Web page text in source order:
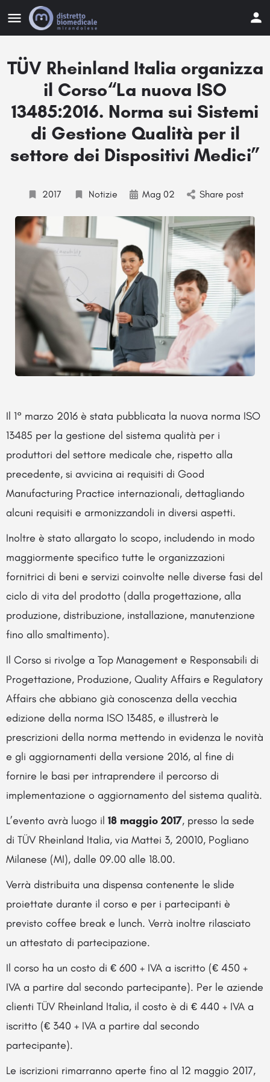
TÜV Rheinland Italia organizza
il Corso“La nuova ISO
13485:2016. Norma sui Sistemi
di Gestione Qualità per il
settore dei Dispositivi Medici”
2017 Notizie Mag 02 Share post
Il 1° marzo 2016 è stata pubblicata la nuova norma ISO
13485 per la gestione del sistema qualità per i
produttori del settore medicale che, rispetto alla
precedente, si avvicina ai requisiti di Good
Manufacturing Practice internazionali, dettagliando
alcuni requisiti e armonizzandoli in diversi aspetti.
Inoltre è stato allargato lo scopo, includendo in modo
maggiormente specifico tutte le organizzazioni
fornitrici di beni e servizi coinvolte nelle diverse fasi del
ciclo di vita del prodotto (dalla progettazione, alla
produzione, distribuzione, installazione, manutenzione
fino allo smaltimento).
Il Corso si rivolge a Top Management e Responsabili di
Progettazione, Produzione, Quality Affairs e Regulatory
Affairs che abbiano già conoscenza della vecchia
edizione della norma ISO 13485, e illustrerà le
prescrizioni della norma mettendo in evidenza le novità
e gli aggiornamenti della versione 2016, al fine di
fornire le basi per intraprendere il percorso di
implementazione o aggiornamento del sistema qualità.
L’evento avrà luogo il 18 maggio 2017, presso la sede
di TÜV Rheinland Italia, via Mattei 3, 20010, Pogliano
Milanese (MI), dalle 09.00 alle 18.00.
Verrà distribuita una dispensa contenente le slide
proiettate durante il corso e per i partecipanti è
previsto coffee break e lunch. Verrà inoltre rilasciato
un attestato di partecipazione.
Il corso ha un costo di € 600 + IVA a iscritto (€ 450 +
IVA a partire dal secondo partecipante). Per le aziende
clienti TÜV Rheinland Italia, il costo è di € 440 + IVA a
iscritto (€ 340 + IVA a partire dal secondo
partecipante).
Le iscrizioni rimarranno aperte fino al 12 maggio 2017,